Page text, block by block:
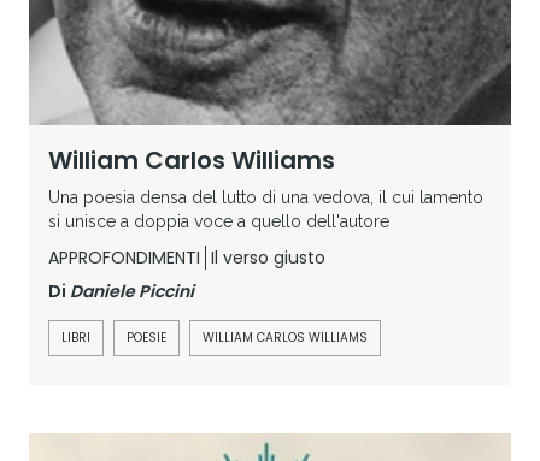
William Carlos Williams
Una poesia densa del lutto di una vedova, il cui lamento
si unisce a doppia voce a quello dell'autore
APPROFONDIMENTI Il verso giusto
Di Daniele Piccini
LIBRI POESIE WILLIAM CARLOS WILLIAMS